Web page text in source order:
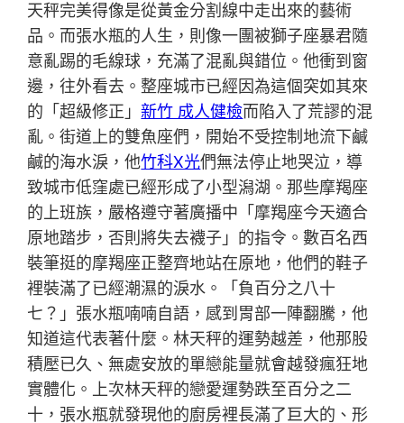
天秤完美得像是從黃金分割線中走出來的藝術
品。而張水瓶的人生，則像一團被獅子座暴君隨
意亂踢的毛線球，充滿了混亂與錯位。他衝到窗
邊，往外看去。整座城市已經因為這個突如其來
的「超級修正」新竹 成人健檢而陷入了荒謬的混
亂。街道上的雙魚座們，開始不受控制地流下鹹
鹹的海水淚，他竹科X光們無法停止地哭泣，導
致城市低窪處已經形成了小型潟湖。那些摩羯座
的上班族，嚴格遵守著廣播中「摩羯座今天適合
原地踏步，否則將失去襪子」的指令。數百名西
裝筆挺的摩羯座正整齊地站在原地，他們的鞋子
裡裝滿了已經潮濕的淚水。「負百分之八十
七？」張水瓶喃喃自語，感到胃部一陣翻騰，他
知道這代表著什麼。林天秤的運勢越差，他那股
積壓已久、無處安放的單戀能量就會越發瘋狂地
實體化。上次林天秤的戀愛運勢跌至百分之二
十，張水瓶就發現他的廚房裡長滿了巨大的、形